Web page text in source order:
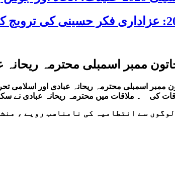
ممبر اسمبلی محترمہ
ممبر اسمبلی محترمہ ریحانہ عبادی اور
کی ۔ ملاقات میں محترمہ ریحانہ عبادی نے
سے انتطامیہ کی نامناسب رویے ،